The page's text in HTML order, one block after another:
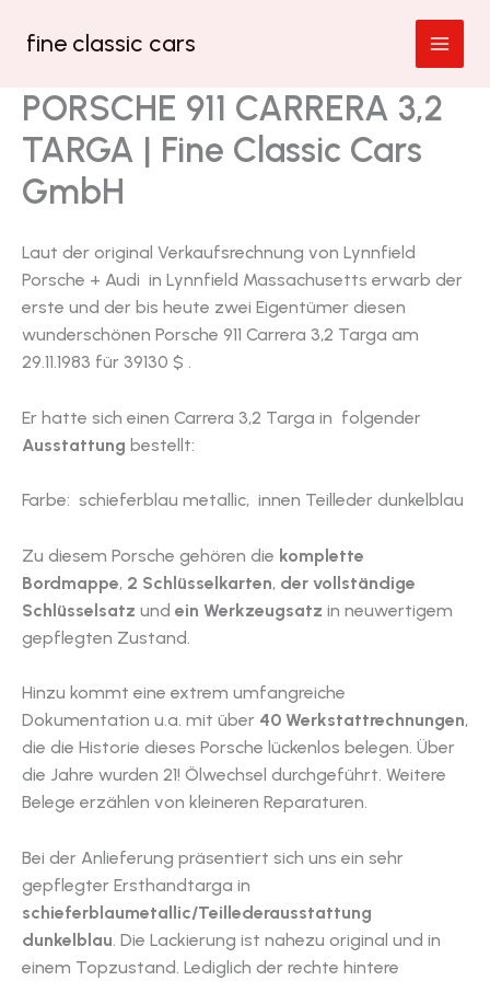
Inhaltfine classic cars
PORSCHE 911 CARRERA 3,2
TARGA | Fine Classic Cars
GmbH
Laut der original Verkaufsrechnung von Lynnfield
Porsche + Audi in Lynnfield Massachusetts erwarb der
erste und der bis heute zwei Eigentümer diesen
wunderschönen Porsche 911 Carrera 3,2 Targa am
29.11.1983 für 39130 $ .
Er hatte sich einen Carrera 3,2 Targa in folgender
Ausstattung bestellt:
Farbe: schieferblau metallic, innen Teilleder dunkelblau
Zu diesem Porsche gehören die komplette
Bordmappe, 2 Schlüsselkarten, der vollständige
Schlüsselsatz und ein Werkzeugsatz in neuwertigem
gepflegten Zustand.
Hinzu kommt eine extrem umfangreiche
Dokumentation u.a. mit über 40 Werkstattrechnungen,
die die Historie dieses Porsche lückenlos belegen. Über
die Jahre wurden 21! Ölwechsel durchgeführt. Weitere
Belege erzählen von kleineren Reparaturen.
Bei der Anlieferung präsentiert sich uns ein sehr
gepflegter Ersthandtarga in
schieferblaumetallic/Teillederausstattung
dunkelblau. Die Lackierung ist nahezu original und in
einem Topzustand. Lediglich der rechte hintere